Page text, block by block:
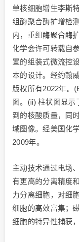
单核细胞增生李斯
组酶聚合酶扩增检
内，重组酶聚合酶
化学会许可转载自
置的组装式微流控
本的设计。经约翰
版权所有2022年。
图。(ii) 柱状图显
到的核酸质量，同
域图像。经美国化
2009年。
主动技术通过电场
有更高的分离精度
力分离细胞，对细
细胞的高效富集；
细胞的特异性捕获